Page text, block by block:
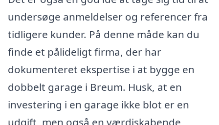
undersøge anmeldelser og referencer fra
tidligere kunder. På denne måde kan du
finde et pålideligt firma, der har
dokumenteret ekspertise i at bygge en
dobbelt garage i Breum. Husk, at en
investering i en garage ikke blot er en
udgift, men også en værdiskabende